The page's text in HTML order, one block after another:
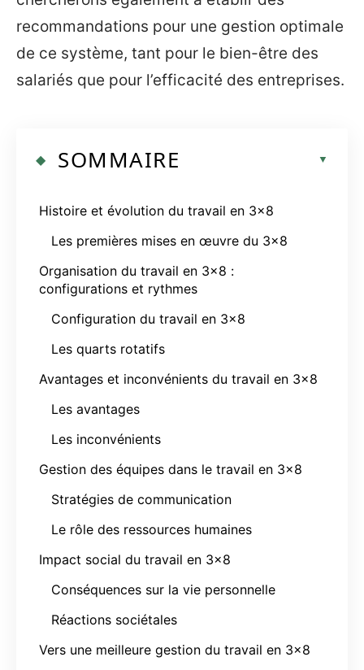
recommandations pour une gestion optimale
de ce système, tant pour le bien-être des
salariés que pour l’efficacité des entreprises.
SOMMAIRE
Histoire et évolution du travail en 3×8
Les premières mises en œuvre du 3×8
Organisation du travail en 3×8 :
configurations et rythmes
Configuration du travail en 3×8
Les quarts rotatifs
Avantages et inconvénients du travail en 3×8
Les avantages
Les inconvénients
Gestion des équipes dans le travail en 3×8
Stratégies de communication
Le rôle des ressources humaines
Impact social du travail en 3×8
Conséquences sur la vie personnelle
Réactions sociétales
Vers une meilleure gestion du travail en 3×8